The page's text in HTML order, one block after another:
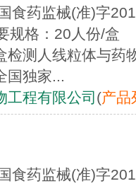
食药监械(准)字
格：20人份/盒
人线粒体与药
国独家...
工程有限公司 (产品
食药监械(准)字